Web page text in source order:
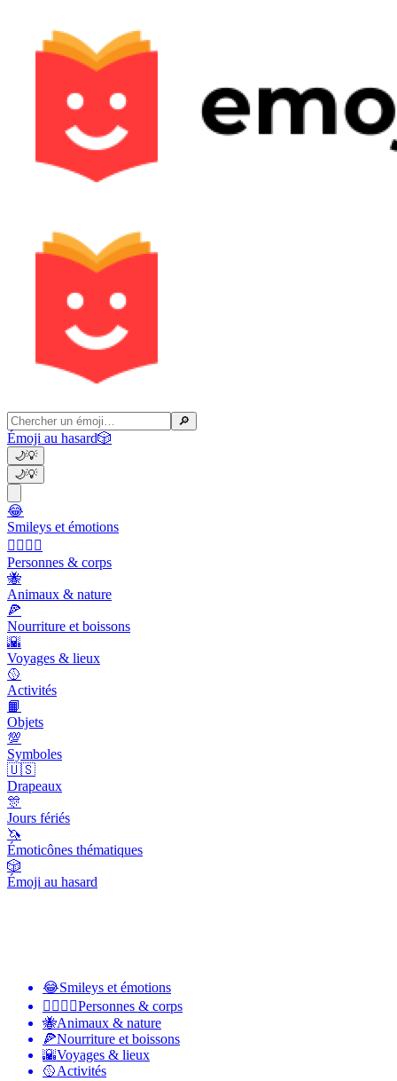
🔎
Émoji au hasard🎲
🌙💡
🌙💡
😂
Smileys et émotions
👩‍❤️‍💋‍👨
Personnes & corps
🐝
Animaux & nature
🍕
Nourriture et boissons
🌇
Voyages & lieux
🥎
Activités
📙
Objets
💯
Symboles
🇺🇸
Drapeaux
🎊
Jours fériés
🦄
Émoticônes thématiques
🎲
Émoji au hasard
😂Smileys et émotions
👩‍❤️‍💋‍👨Personnes & corps
🐝Animaux & nature
🍕Nourriture et boissons
🌇Voyages & lieux
🥎Activités